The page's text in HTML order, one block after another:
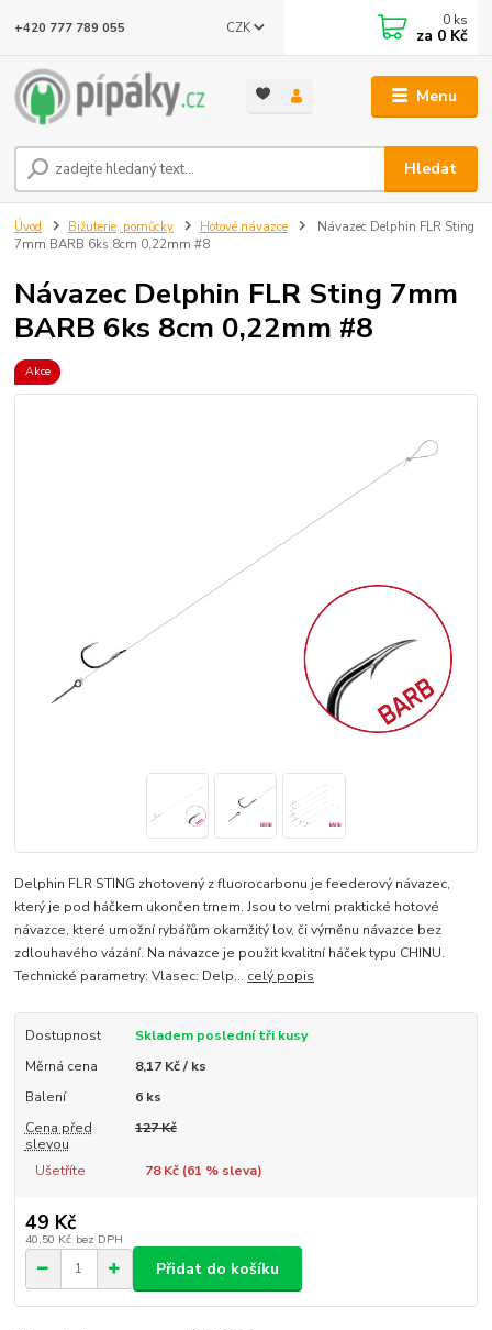
Menu
CZK
Hledat
+420 777 789 055 0 ks
za 0 Kč
Úvod Bižuterie, pomůcky Hotové návazce
Návazec Delphin FLR Sting
7mm BARB 6ks 8cm 0,22mm #8
Návazec Delphin FLR Sting 7mm
BARB 6ks 8cm 0,22mm #8
Akce
Delphin FLR STING zhotovený z fluorocarbonu je feederový návazec,
který je pod háčkem ukončen trnem. Jsou to velmi praktické hotové
návazce, které umožní rybářům okamžitý lov, či výměnu návazce bez
zdlouhavého vázání. Na návazce je použit kvalitní háček typu CHINU.
Technické parametry: Vlasec: Delp... celý popis
Dostupnost
Skladem poslední tři kusy
Měrná cena
8,17 Kč / ks
Balení
6 ks
Cena před
slevou
127 Kč
Ušetříte 78 Kč (61 % sleva)
49 Kč
40,50 Kč bez DPH
Přidat do košíku